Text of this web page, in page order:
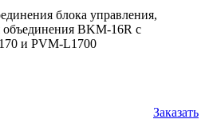
блока управления,
объединения BKM-16R с
и PVM-L1700
Заказать